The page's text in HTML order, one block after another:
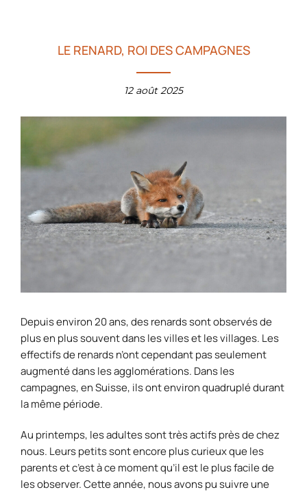
LE RENARD, ROI DES CAMPAGNES
12 août 2025
Depuis environ 20 ans, des renards sont observés de
plus en plus souvent dans les villes et les villages. Les
effectifs de renards n’ont cependant pas seulement
augmenté dans les agglomérations. Dans les
campagnes, en Suisse, ils ont environ quadruplé durant
la même période.
Au printemps, les adultes sont très actifs près de chez
nous. Leurs petits sont encore plus curieux que les
parents et c’est à ce moment qu’il est le plus facile de
les observer. Cette année, nous avons pu suivre une